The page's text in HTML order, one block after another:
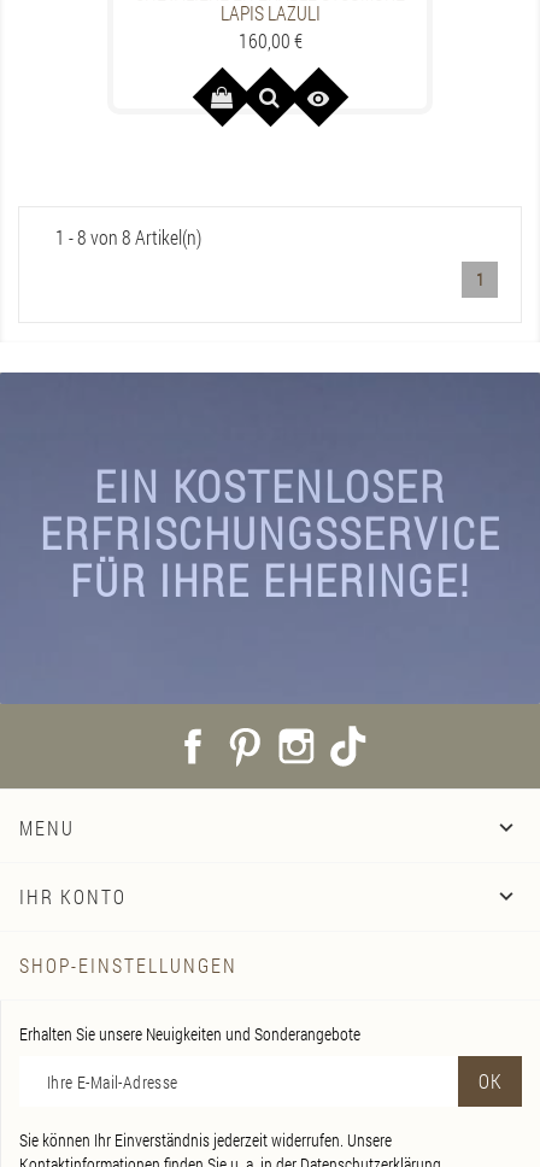
LAPIS LAZULI
Preis
160,00 €

1 - 8 von 8 Artikel(n)
1
EIN KOSTENLOSER
ERFRISCHUNGSSERVICE
FÜR IHRE EHERINGE!
FacebookPinterest Instagram
MENU 
IHR KONTO 
SHOP-EINSTELLUNGEN
Erhalten Sie unsere Neuigkeiten und Sonderangebote
Sie können Ihr Einverständnis jederzeit widerrufen. Unsere